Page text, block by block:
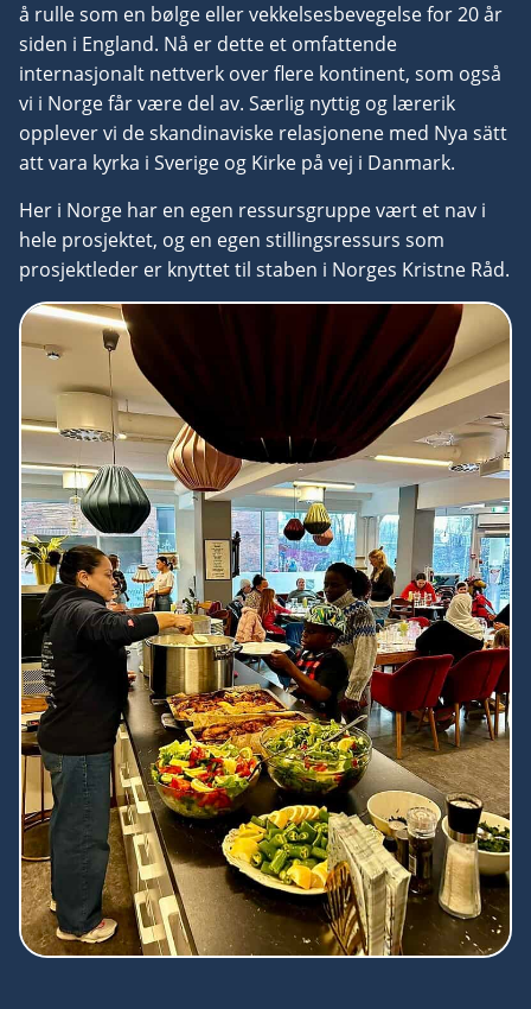
å rulle som en bølge eller vekkelsesbevegelse for 20 år
siden i England. Nå er dette et omfattende
internasjonalt nettverk over flere kontinent, som også
vi i Norge får være del av. Særlig nyttig og lærerik
opplever vi de skandinaviske relasjonene med Nya sätt
att vara kyrka i Sverige og Kirke på vej i Danmark.
Her i Norge har en egen ressursgruppe vært et nav i
hele prosjektet, og en egen stillingsressurs som
prosjektleder er knyttet til staben i Norges Kristne Råd.